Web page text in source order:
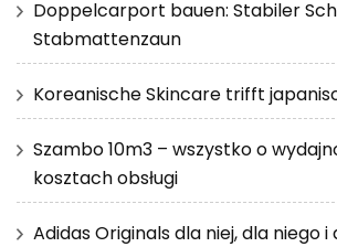
Doppelcarport bauen: Stabiler
Stabmattenzaun
Koreanische Skincare trifft
Szambo 10m3 – wszystko o
kosztach obsługi
Adidas Originals dla niej, dla niego i